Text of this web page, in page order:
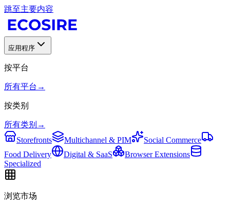
跳至主要内容
应用程序
按平台
所有平台 →
按类别
所有类别 →
Storefronts
Multichannel & PIM
Social Commerce
Food Delivery
Digital & SaaS
Browser Extensions
Specialized
浏览市场